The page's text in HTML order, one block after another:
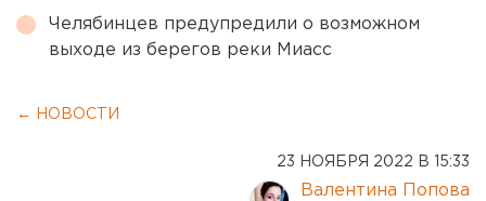
Челябинцев предупредили о возможном
выходе из берегов реки Миасс
← НОВОСТИ
23 НОЯБРЯ 2022 В 15:33
Валентина Попова